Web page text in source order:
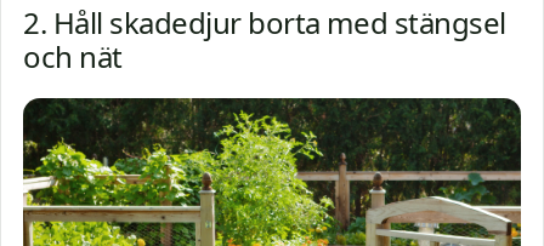
2. Håll skadedjur borta med stängsel
och nät